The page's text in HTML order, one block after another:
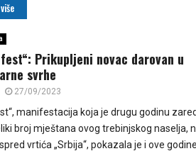
Prikupljeni novac darovan u
svrhe
27/09/2023
manifestacija koja je drugu godinu
broj mještana ovog trebinjskog naselja,
vrtića „Srbija“, pokazala je i ove